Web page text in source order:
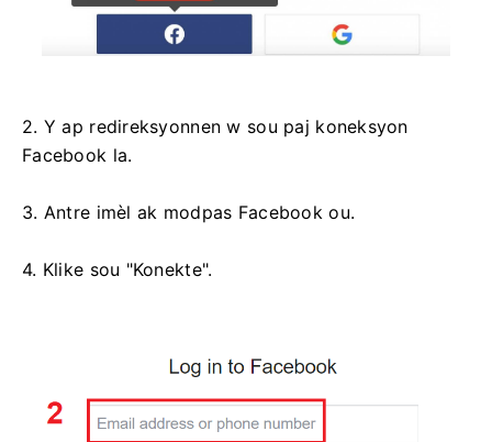
2. Y ap redireksyonnen w sou paj koneksyon
Facebook la.
3. Antre imèl ak modpas Facebook ou.
4. Klike sou "Konekte".